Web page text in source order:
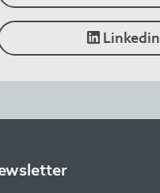
Linkedin